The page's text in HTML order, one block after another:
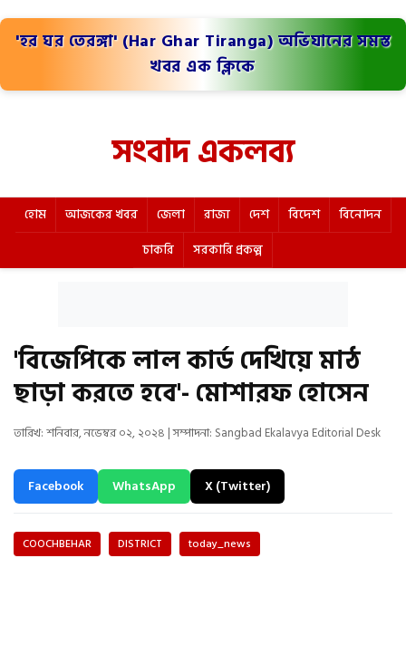
'হর ঘর তেরঙ্গা' (Har Ghar Tiranga) অভিযানের সমস্ত
খবর এক ক্লিকে
সংবাদ একলব্য
হোম আজকের খবর জেলা রাজ্য দেশ বিদেশ
বিনোদন
চাকরি
সরকারি প্রকল্প
'বিজেপিকে লাল কার্ড দেখিয়ে মাঠ
ছাড়া করতে হবে'- মোশারফ হোসেন
তারিখ: শনিবার, নভেম্বর ০২, ২০২৪ | সম্পাদনা: Sangbad Ekalavya Editorial Desk
Facebook WhatsApp X (Twitter)
COOCHBEHAR DISTRICT today_news